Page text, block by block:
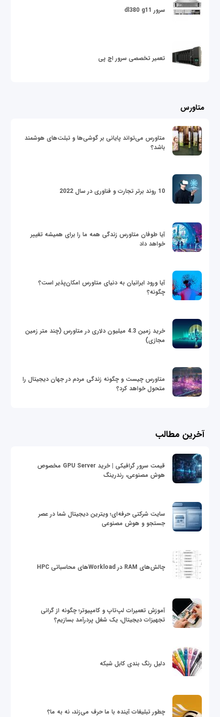
سرور dl380 g11
تعمیر تخصصی سرور اچ پی
متاورس
متاورس می‌تواند پایانی بر گوشی‌ها و تبلت‌های هوشمند
باشد؟
10 روند برتر تجارت و فناوری در سال 2022
آیا طوفان متاورس زندگی همه ما را برای همیشه تغییر
خواهد داد
آیا ورود ایرانیان به دنیای متاورس امکان‌پذیر است؟
چگونه؟
خرید زمین 4.3 میلیون دلاری در متاورس (چند متر زمین
مجازی)
متاورس چیست و چگونه زندگی مردم در جهان دیجیتال را
متحول خواهد کرد؟
آخرین مطالب
قیمت سرور گرافیکی | خرید GPU Server مخصوص
هوش مصنوعی، رندرینگ
سایت شرکتی حرفه‌ای؛ ویترین دیجیتال شما در عصر
جستجو و هوش مصنوعی
چالش‌های RAM در Workloadهای محاسباتی HPC
آموزش تعمیرات لپ‌تاپ و کامپیوتر؛ چگونه از گرانی
تجهیزات دیجیتال، یک شغل پردرآمد بسازیم؟
دلیل رنگ بندی کابل شبکه
چطور تبلیغات آینده با ما حرف می‌زند، نه به ما؟